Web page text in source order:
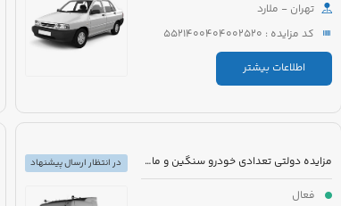
تهران - ملارد
کد مزایده : 5521400404002520
اطلاعات بیشتر
مزایده دولتی تعدادی خودرو سنگین و ماشین آلات
فعال
در انتظار ارسال پیشنهاد